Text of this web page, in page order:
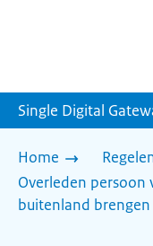
Single Digital
Home
Overleden
buitenland brengen